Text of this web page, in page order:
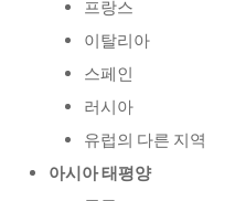
프랑스
이탈리아
스페인
러시아
유럽의 다른 지역
아시아 태평양